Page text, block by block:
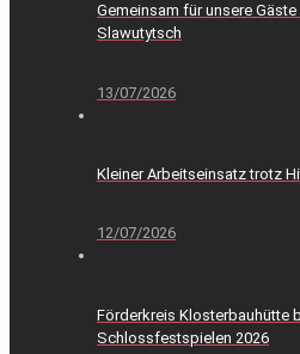
Gemeinsam für unsere Gäste
Slawutytsch
13/07/2026
Kleiner Arbeitseinsatz trotz
12/07/2026
Förderkreis Klosterbauhütte
Schlossfestspielen 2026